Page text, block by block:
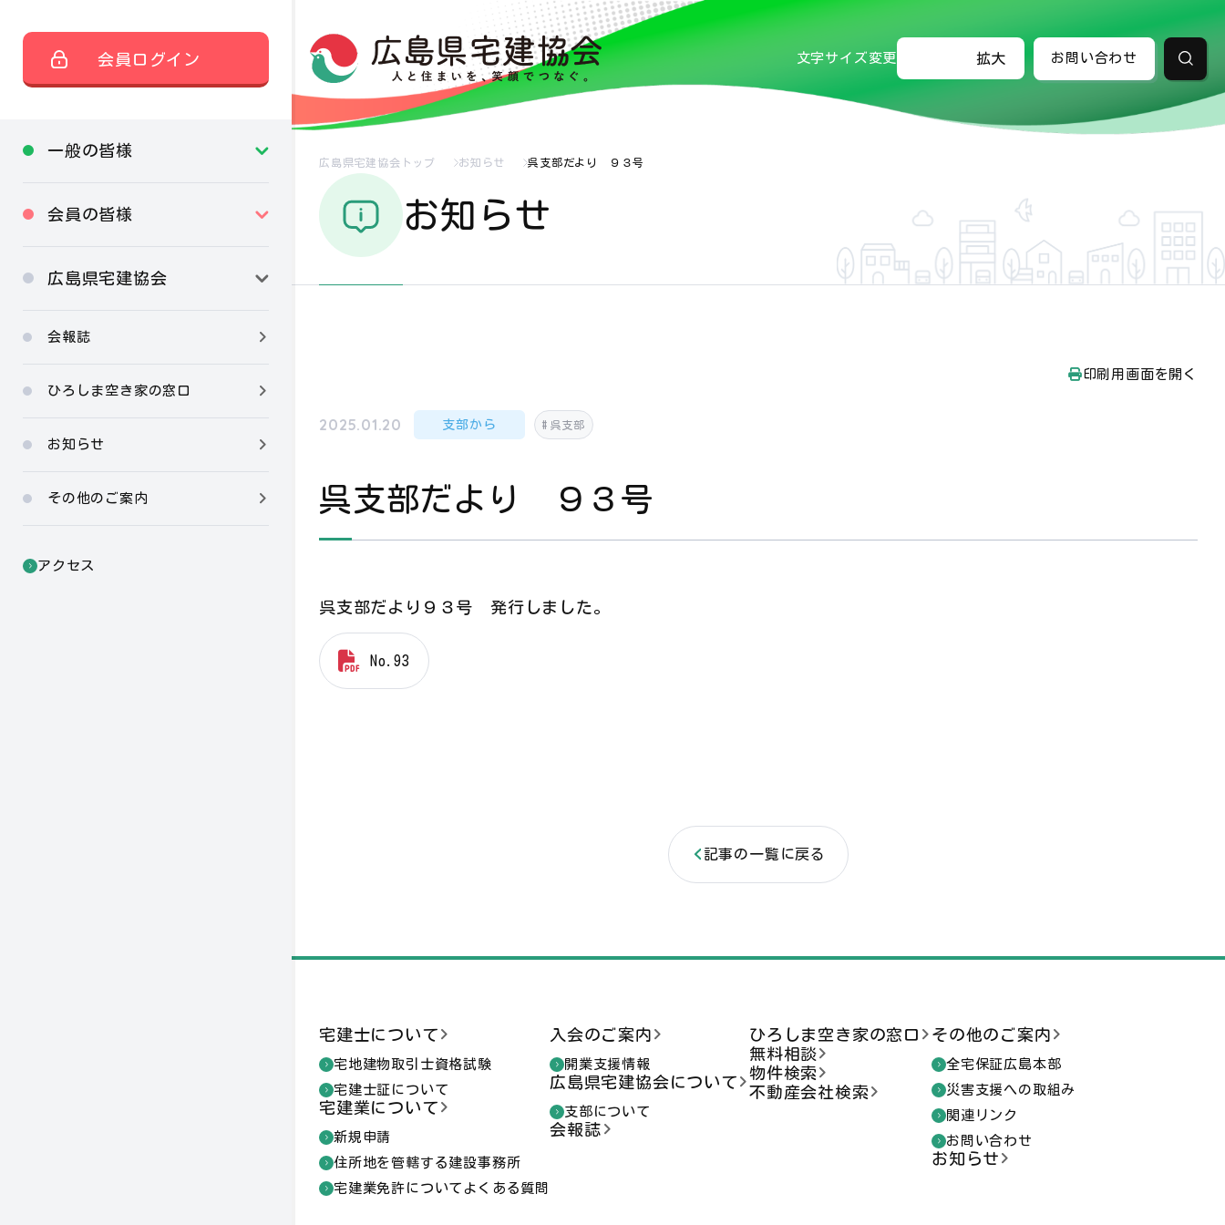
会員ログイン
一般の皆様
会員の皆様
広島県宅建協会
会報誌
ひろしま空き家の窓口
お知らせ
その他のご案内
アクセス
文字サイズ変更 拡大 お問い合わせ 検索
広島県宅建協会トップ お知らせ 呉支部だより ９３号
お知らせ
印刷用画面を開く
2025.01.20 支部から 呉支部
呉支部だより ９３号
呉支部だより９３号 発行しました。
No.93
記事の一覧に戻る
宅建士について
宅地建物取引士資格試験
宅建士証について
宅建業について
新規申請
住所地を管轄する建設事務所
宅建業免許についてよくある質問
入会のご案内
開業支援情報
広島県宅建協会について
支部について
会報誌
ひろしま空き家の窓口
無料相談
物件検索
不動産会社検索
その他のご案内
全宅保証広島本部
災害支援への取組み
関連リンク
お問い合わせ
お知らせ